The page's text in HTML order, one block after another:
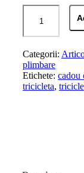
Cantitate
Tricicletă
Multifuncțională
în
1
pentru
Copii,
Mov
Categorii:
plimbare
Etichete: cadou
tricicleta,